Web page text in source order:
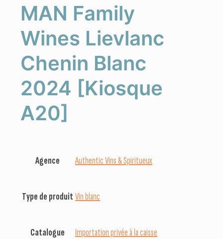
MAN Family
Wines Lievlanc
Chenin Blanc
2024 [Kiosque
A20]
Agence Authentic Vins & Spiritueux
Type de produit Vin blanc
Catalogue Importation privée à la caisse